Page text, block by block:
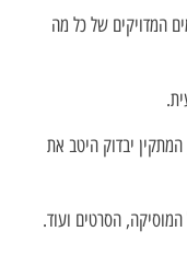
המדויקים של כל מה
המתקין יבדוק היטב את
הסרטים ועוד.